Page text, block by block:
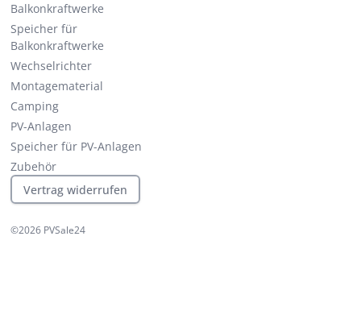
Balkonkraftwerke
Speicher für
Balkonkraftwerke
Wechselrichter
Montagematerial
Camping
PV-Anlagen
Speicher für PV-Anlagen
Zubehör
Vertrag widerrufen
©2026 PVSale24